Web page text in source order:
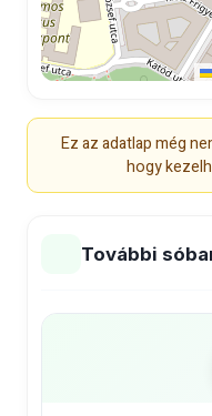
Ez az adatlap még
hogy
További